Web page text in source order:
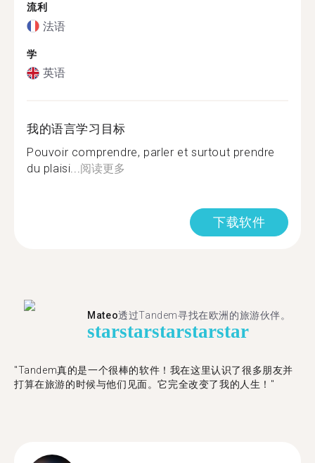
流利
法语
学
英语
我的语言学习目标
Pouvoir comprendre, parler et surtout prendre
du plaisi...阅读更多
下载软件
Mateo透过Tandem寻找在欧洲的旅游伙伴。
starstarstarstarstar
"Tandem真的是一个很棒的软件！我在这里认识了很多朋友并
打算在旅游的时候与他们见面。它完全改变了我的人生！"